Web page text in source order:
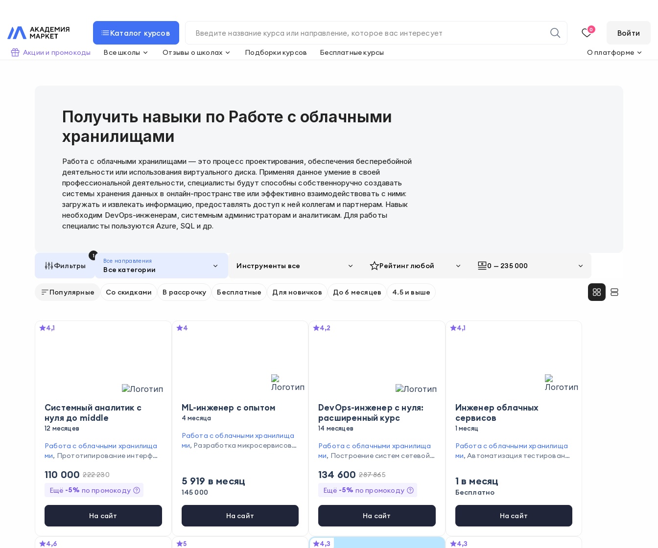
Каталог курсов 0 Войти
Акции и промокоды Все школы Отзывы о школах Подборки курсов Бесплатные курсы О платформе
Получить навыки по Работе с облачными
хранилищами
Работа с облачными хранилищами — это процесс проектирования, обеспечения бесперебойной
деятельности или использования виртуального диска. Применяя данное умение в своей
профессиональной деятельности, специалисты будут способны собственноручно создавать
системы хранения данных в онлайн-пространстве или эффективно взаимодействовать с ними:
загружать и извлекать информацию, предоставлять доступ к ней коллегам и партнерам. Навык
необходим DevOps-инженерам, системным администраторам и аналитикам. Для работы
специалисты пользуются Azure, SQL и др.
Фильтры
1
Все направления
Все категории Инструменты все Рейтинглюбой 0 — 235 000
Популярные Со скидками В рассрочку Бесплатные Для новичков До 6 месяцев 4.5 и выше
4,1
Системный аналитик с
нуля до middle
12 месяцев
Работа с облачными хранилища
ми, Прототипирование интерфей
110 000 222 230
Ещё -5% по промокоду
На сайт
4
ML-инженер с опытом
4 месяца
Работа с облачными хранилища
ми, Разработка микросервисов,
5 919 в месяц
145 000
На сайт
4,2
DevOps-инженер с нуля:
расширенный курс
14 месяцев
Работа с облачными хранилища
ми, Построение систем сетевой и
и данных,Создание и оптимизац
Тестирование кода
министрирование Linux,Сбор и а
нализ данных
134 600 287 865
Ещё -5% по промокоду
На сайт
4,1
Инженер облачных
сервисов
1 месяц
Работа с облачными хранилища
ми,Автоматизация тестировани
1 в месяц
Бесплатно
На сайт
4,6 5 4,3 4,3